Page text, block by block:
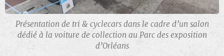
Présentation de tri & cyclecars dans le cadre d’un salon
dédié à la voiture de collection au Parc des exposition
d’Orléans